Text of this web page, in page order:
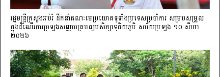
រដ្ឋមន្ត្រីក្រសួងអប់រំ ដឹកនាំគណៈមេប្រយោគទូទាំងប្រទេសប្រចាំការ សម្របសម្រួល
ក្នុងដំណើរការប្រឡងសញ្ញាបត្រមធ្យមសិក្សាទុតិយភូមិ សម័យប្រឡង ១០ សីហា
២០២៦